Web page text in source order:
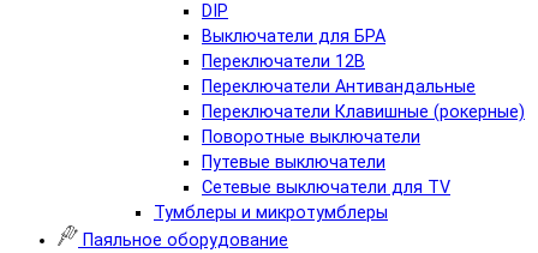
DIP
Выключатели для БРА
Переключатели 12В
Переключатели Антивандальные
Переключатели Клавишные (рокерные)
Поворотные выключатели
Путевые выключатели
Сетевые выключатели для TV
Тумблеры и микротумблеры
Паяльное оборудование